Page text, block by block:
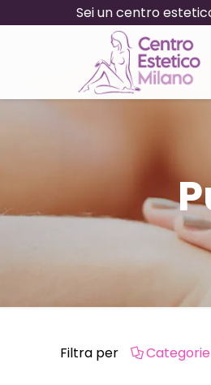
Sei un centro
Filtra per Categorie